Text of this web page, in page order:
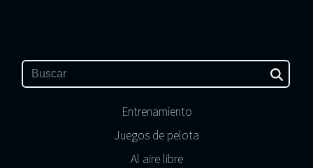
Entrenamiento
Juegos de pelota
Al aire libre